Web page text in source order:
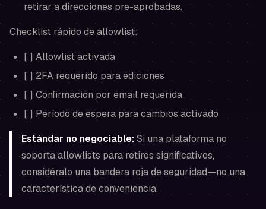
retirar a direcciones pre-aprobadas.
Checklist rápido de allowlist:
[ ] Allowlist activada
[ ] 2FA requerido para ediciones
[ ] Confirmación por email requerida
[ ] Período de espera para cambios activado
Estándar no negociable:Si una plataforma no
soporta allowlists para retiros significativos,
considéralo una bandera roja de seguridad—no una
característica de conveniencia.